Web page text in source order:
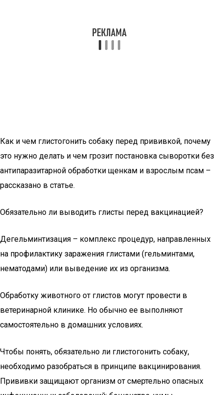
Как и чем глистогонить собаку перед прививкой, почему
это нужно делать и чем грозит постановка сыворотки без
антипаразитарной обработки щенкам и взрослым псам –
рассказано в статье.
Обязательно ли выводить глисты перед вакцинацией?
Дегельминтизация – комплекс процедур, направленных
на профилактику заражения глистами (гельминтами,
нематодами) или выведение их из организма.
Обработку животного от глистов могут провести в
ветеринарной клинике. Но обычно ее выполняют
самостоятельно в домашних условиях.
Чтобы понять, обязательно ли глистогонить собаку,
необходимо разобраться в принципе вакцинирования.
Прививки защищают организм от смертельно опасных